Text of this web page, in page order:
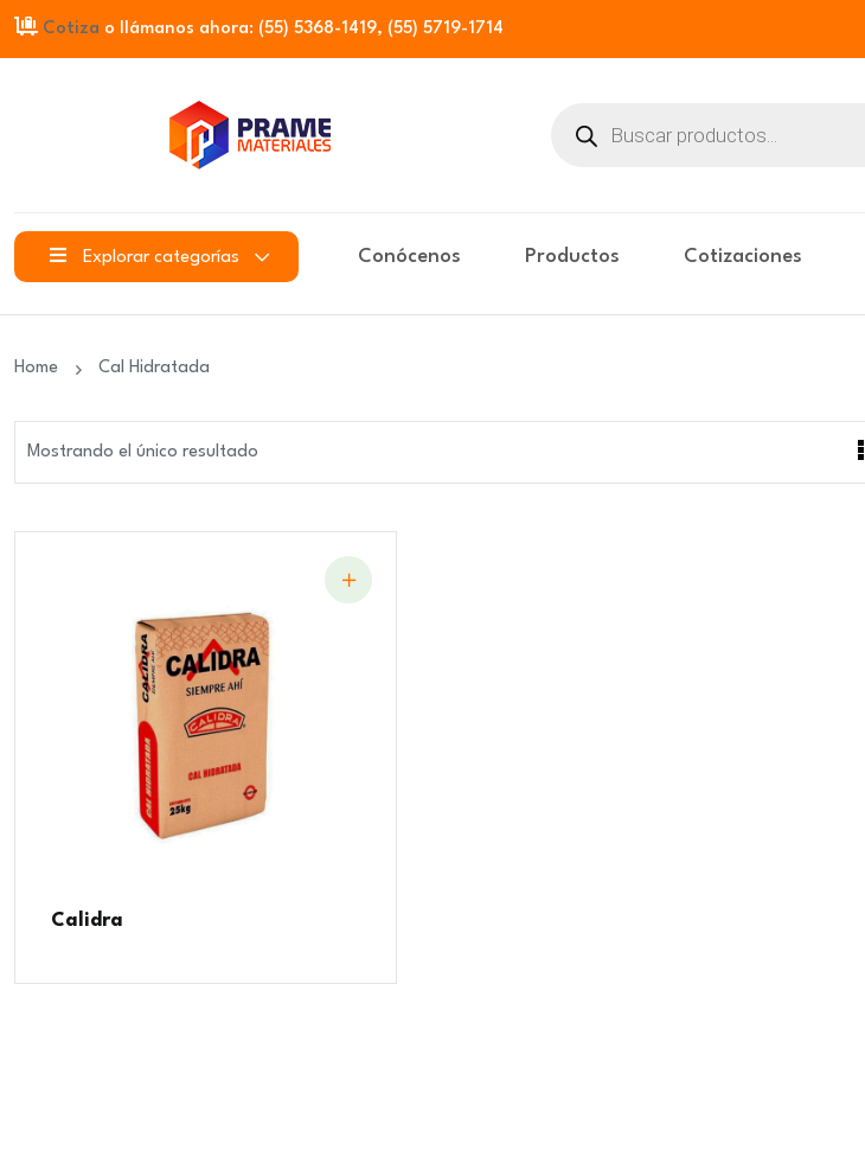
Cotiza o llámanos ahora: (55) 5368-1419, (55) 5719-1714
productos
Explorar categorías Conócenos Productos Cotizaciones
Home Cal Hidratada
Mostrando el único resultado
Calidra